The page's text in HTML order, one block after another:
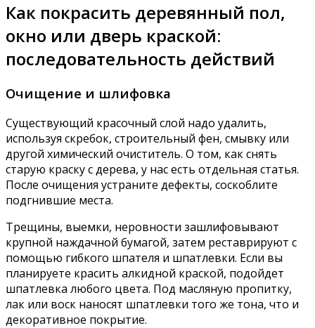
Как покрасить деревянный пол,
окно или дверь краской:
последовательность действий
Очищение и шлифовка
Существующий красочный слой надо удалить,
используя скребок, строительный фен, смывку или
другой химический очиститель. О том, как снять
старую краску с дерева, у нас есть отдельная статья.
После очищения устраните дефекты, соскоблите
подгнившие места.
Трещины, выемки, неровности зашлифовывают
крупной наждачной бумагой, затем реставрируют с
помощью гибкого шпателя и шпатлевки. Если вы
планируете красить алкидной краской, подойдет
шпатлевка любого цвета. Под масляную пропитку,
лак или воск наносят шпатлевки того же тона, что и
декоративное покрытие.